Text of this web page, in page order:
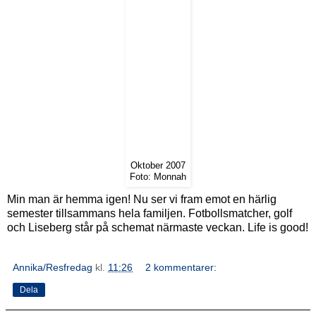
Oktober 2007
Foto: Monnah
Min man är hemma igen! Nu ser vi fram emot en härlig
semester tillsammans hela familjen. Fotbollsmatcher, golf
och Liseberg står på schemat närmaste veckan. Life is good!
Annika/Resfredag kl. 11:26 2 kommentarer:
Dela